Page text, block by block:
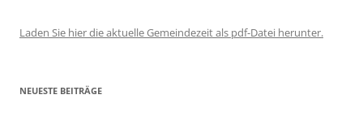
Laden Sie hier die aktuelle Gemeindezeit als pdf-Datei herunter.
NEUESTE BEITRÄGE